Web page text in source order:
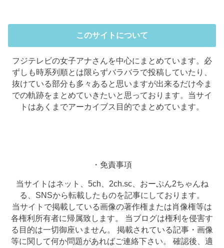
このサイトについて
フジテレビの女子アナさんを中心にまとめています。必
ずしも時系列順とは限らずバラバラで投稿していたり、
抜けている部分も多々あると思いますが出来るだけ今ま
での軌跡をまとめていきたいと思っております。当サイ
トはあくまでアーカイブス目的でまとめています。
・免責事項
当サイトはネット、5ch、2ch.sc、おーぷん2ちゃんね
る、SNSから転載したものを記事にしております。
当サイトで掲載している画像の著作権または肖像権等は
各権利所有者に帰属致します。 当ブログは権利を侵害す
る目的は一切御座いません。 掲載されている記事・画像
等に関して何か問題があればご連絡下さい。 確認後、適